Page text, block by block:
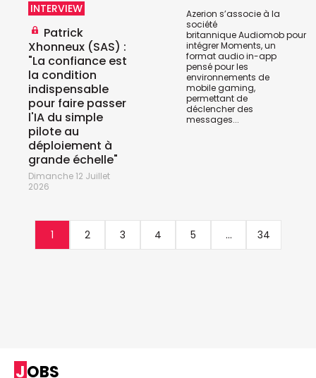
INTERVIEW
Patrick
Xhonneux (SAS) :
"La confiance est
la condition
indispensable
pour faire passer
l'IA du simple
pilote au
déploiement à
grande échelle"
Dimanche 12 Juillet
2026
Azerion s’associe à la
société
britanniqueAudiomobpour
intégrer Moments, un
format audio in-app
pensé pour les
environnements de
mobile gaming,
permettant de
déclencher des
messages...
1 2 3 4 5 ... 34
JOBS